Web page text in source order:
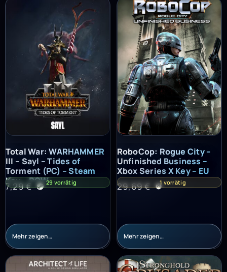
Total War: WARHAMMER III – Sayl – Tides of Torment (PC) –
Total War: WARHAMMER
III – Sayl – Tides of
Torment (PC) – Steam
Key – ROW
7,29€ 29 vorrätig
Mehr zeigen…
RoboCop: Rogue City –
RoboCop: Rogue City –
Unfinished Business –
Xbox Series X Key – EU
29,69€ 1 vorrätig
Mehr zeigen…